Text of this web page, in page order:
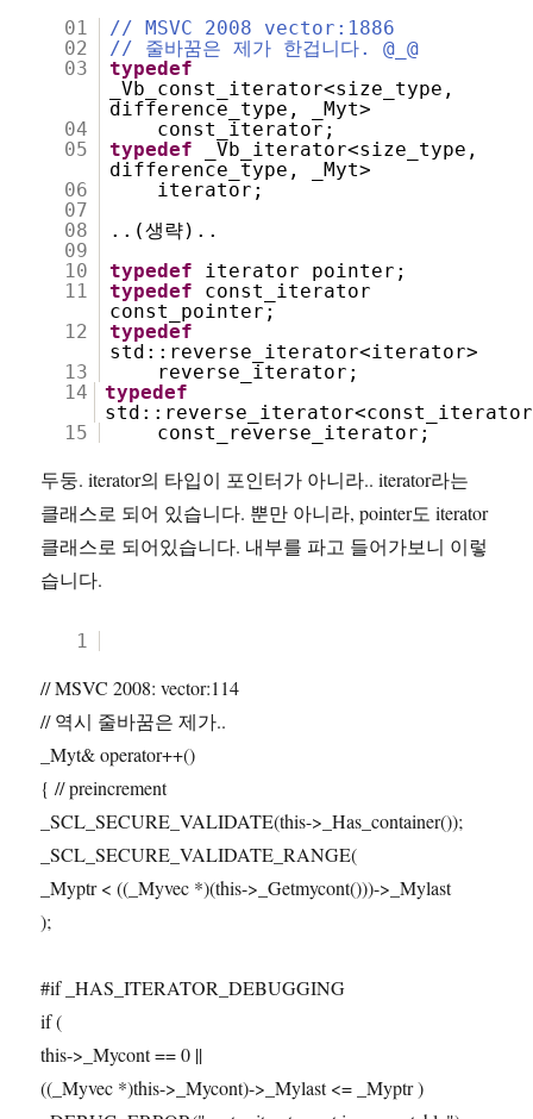
01
// MSVC 2008 vector:1886
02
// 줄바꿈은 제가 한겁니다. @_@
03
typedef
_Vb_const_iterator<size_type,
difference_type, _Myt>
04
const_iterator;
05
typedef
_Vb_iterator<size_type,
difference_type, _Myt>
06
iterator;
07
08
..(생략)..
09
10
typedef
iterator pointer;
11
typedef
const_iterator
const_pointer;
12
typedef
std::reverse_iterator<iterator>
13
reverse_iterator;
14
typedef
15
const_reverse_iterator;
두둥. iterator의 타입이 포인터가 아니라.. iterator라는
클래스로 되어 있습니다. 뿐만 아니라, pointer도 iterator
클래스로 되어있습니다. 내부를 파고 들어가보니 이렇
습니다.
1
// MSVC 2008: vector:114
// 역시 줄바꿈은 제가..
_Myt& operator++()
{ // preincrement
_SCL_SECURE_VALIDATE(this->_Has_container());
_SCL_SECURE_VALIDATE_RANGE(
_Myptr < ((_Myvec *)(this->_Getmycont()))->_Mylast
);
#if _HAS_ITERATOR_DEBUGGING
if (
this->_Mycont == 0 ||
((_Myvec *)this->_Mycont)->_Mylast <= _Myptr )